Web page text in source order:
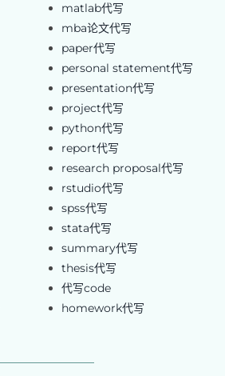
matlab代写
mba论文代写
paper代写
personal statement代写
presentation代写
project代写
python代写
report代写
research proposal代写
rstudio代写
spss代写
stata代写
summary代写
thesis代写
代写code
homework代写